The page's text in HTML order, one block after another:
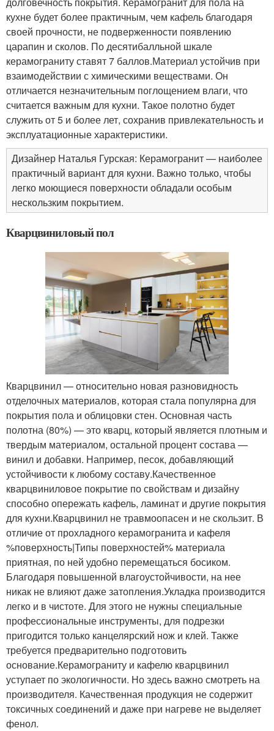
кухне будет более практичным, чем кафель благодаря
своей прочности, не подверженности появлению
царапин и сколов. По десятибалльной шкале
керамограниту ставят 7 баллов.Материал устойчив при
взаимодействии с химическими веществами. Он
отличается незначительным поглощением влаги, что
считается важным для кухни. Такое полотно будет
служить от 5 и более лет, сохранив привлекательность и
эксплуатационные характеристики.
Дизайнер Наталья Гурская: Керамогранит — наиболее
практичный вариант для кухни. Важно только, чтобы
легко моющиеся поверхности обладали особым
нескользким покрытием.
Кварцвиниловый пол
Кварцвинил — относительно новая разновидность
отделочных материалов, которая стала популярна для
покрытия пола и облицовки стен. Основная часть
полотна (80%) — это кварц, который является плотным и
твердым материалом, остальной процент состава —
винил и добавки. Например, песок, добавляющий
устойчивости к любому составу.Качественное
кварцвиниловое покрытие по свойствам и дизайну
способно опережать кафель, ламинат и другие покрытия
для кухни.Кварцвинил не травмоопасен и не скользит. В
отличие от прохладного керамогранита и кафеля
%поверхность|Типы поверхностей% материала
приятная, по ней удобно перемещаться босиком.
Благодаря повышенной влагоустойчивости, на нее
никак не влияют даже затопления.Укладка производится
легко и в чистоте. Для этого не нужны специальные
профессиональные инструменты, для подрезки
пригодится только канцелярский нож и клей. Также
требуется предварительно подготовить
основание.Керамограниту и кафелю кварцвинил
уступает по экологичности. Но здесь важно смотреть на
производителя. Качественная продукция не содержит
токсичных соединений и даже при нагреве не выделяет
фенол.